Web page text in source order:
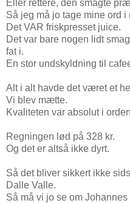
Eller rettere, den smagte
Så jeg må jo tage mine ord i
Det VAR friskpresset juice.
Det var bare nogen lidt
fat i.
En stor undskyldning til
Alt i alt havde det været et
Vi blev mætte.
Kvaliteten var absolut i
Regningen lød på 328 kr.
Og det er altså ikke dyrt.
Så det bliver sikkert ikke
Dalle Valle.
Så må vi jo se om